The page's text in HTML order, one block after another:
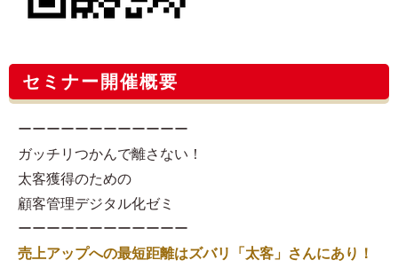
セミナー開催概要
ーーーーーーーーーーーー
ガッチリつかんで離さない！
太客獲得のための
顧客管理デジタル化ゼミ
ーーーーーーーーーーーー
売上アップへの最短距離はズバリ「太客」さんにあり！